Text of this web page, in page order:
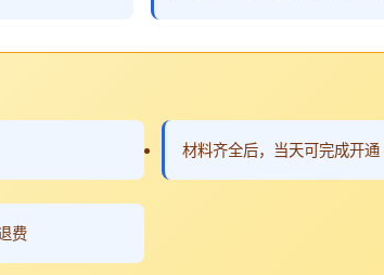
材料齐全后，当天可完成开通
费